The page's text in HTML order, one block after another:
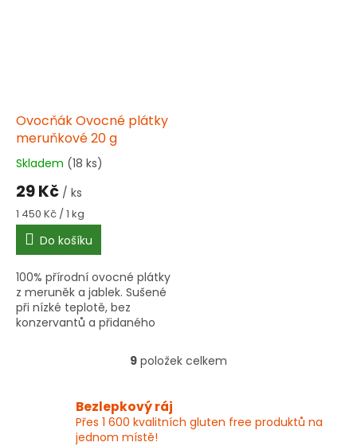
Ovocňák Ovocné plátky
meruňkové 20 g
Průměrné
hodnocení
produktu
je
5,0
5
hvězdiček.
Skladem (18 ks)
29 Kč / ks
Měrná
cena:
1 450 Kč / 1 kg
Do košíku
100% přírodní ovocné plátky
z meruněk a jablek. Sušené
při nízké teplotě, bez
konzervantů a přidaného
O
á
d
9 položek celkem
Bezlepkový ráj
Přes 1 600 kvalitních gluten free produktů na
jednom místě!